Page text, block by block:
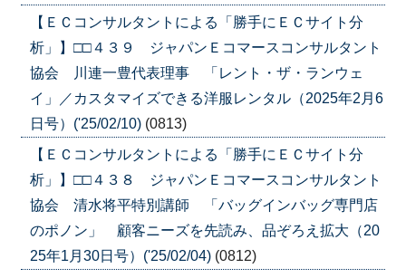
【ＥＣコンサルタントによる「勝手にＥＣサイト分
析」】□□４３９ ジャパンＥコマースコンサルタント
協会 川連一豊代表理事 「レント・ザ・ランウェ
イ」／カスタマイズできる洋服レンタル（2025年2月6
日号）('25/02/10) (0813)
【ＥＣコンサルタントによる「勝手にＥＣサイト分
析」】□□４３８ ジャパンＥコマースコンサルタント
協会 清水将平特別講師 「バッグインバッグ専門店
のポノン」 顧客ニーズを先読み、品ぞろえ拡大（20
25年1月30日号）('25/02/04) (0812)